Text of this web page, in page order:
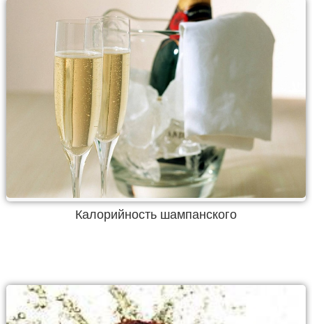
Калорийность шампанского